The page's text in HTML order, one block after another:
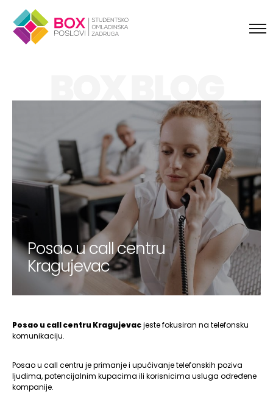
BOX BLOG
Posao u call centru
Kragujevac
Posao u call centru Kragujevacjeste fokusiran na telefonsku
komunikaciju.
Posao u call centru je primanje i upućivanje telefonskih poziva
ljudima, potencijalnim kupacima ili korisnicima usluga određene
kompanije.